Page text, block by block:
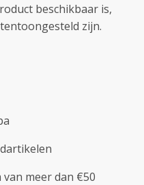
beschikbaar is,
zijn.
meer dan €50